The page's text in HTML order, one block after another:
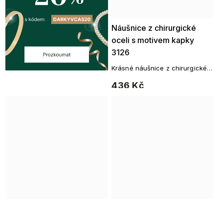
Náušnice z chirurgické
oceli s motivem kapky
3126
436 Kč
Krásné náušnice z chirurgické